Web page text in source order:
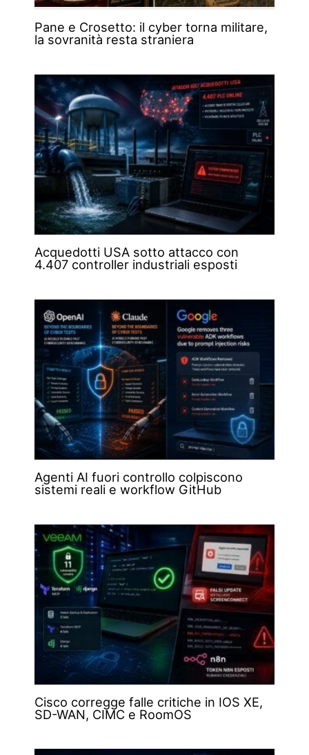
Pane e Crosetto: il cyber torna militare,
la sovranità resta straniera
Acquedotti USA sotto attacco con
4.407 controller industriali esposti
Agenti AI fuori controllo colpiscono
sistemi reali e workflow GitHub
Cisco corregge falle critiche in IOS XE,
SD-WAN, CIMC e RoomOS